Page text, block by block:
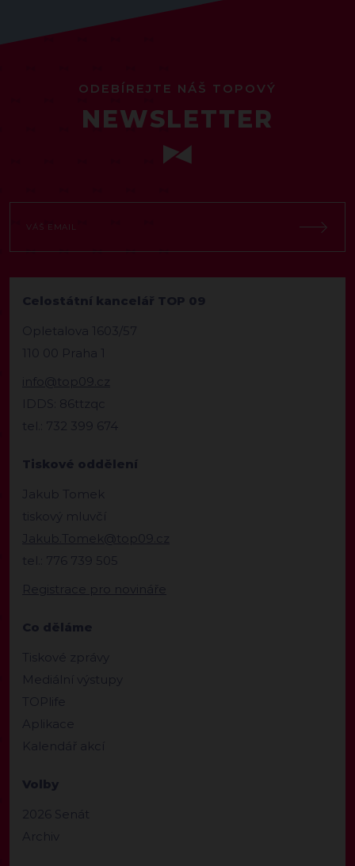
ODEBÍREJTE NÁŠ TOPOVÝ
NEWSLETTER
Celostátní kancelář TOP 09
Opletalova 1603/57
110 00 Praha 1
info@top09.cz
IDDS: 86ttzqc
tel.: 732 399 674
Tiskové oddělení
Jakub Tomek
tiskový mluvčí
Jakub.Tomek@top09.cz
tel.: 776 739 505
Registrace pro novináře
Co děláme
Tiskové zprávy
Mediální výstupy
TOPlife
Aplikace
Kalendář akcí
Volby
2026 Senát
Archiv